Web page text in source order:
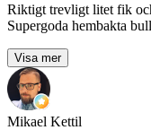
Riktigt trevligt litet fik
Supergoda hembakta
Visa mer
Mikael Kettil